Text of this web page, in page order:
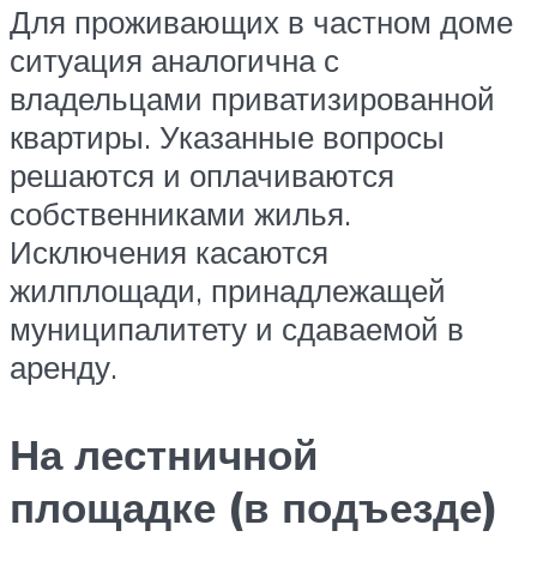
Для проживающих в частном доме
ситуация аналогична с
владельцами приватизированной
квартиры. Указанные вопросы
решаются и оплачиваются
собственниками жилья.
Исключения касаются
жилплощади, принадлежащей
муниципалитету и сдаваемой в
аренду.
На лестничной
площадке (в подъезде)